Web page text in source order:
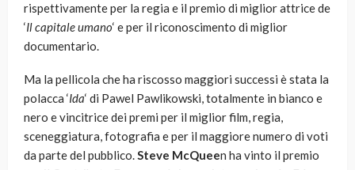
rispettivamente per la regia e il premio di miglior attrice de
‘Il capitale umano‘ e per il riconoscimento di miglior
documentario.
Ma la pellicola che ha riscosso maggiori successi è stata la
polacca ‘Ida‘ di Pawel Pawlikowski, totalmente in bianco e
nero e vincitrice dei premi per il miglior film, regia,
sceneggiatura, fotografia e per il maggiore numero di voti
da parte del pubblico.Steve McQueen ha vinto il premio